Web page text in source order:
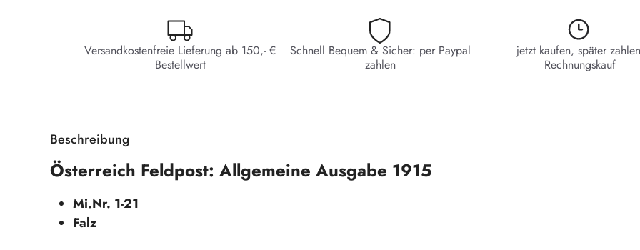
Versandkostenfreie Lieferung ab 150,- €
Bestellwert
Schnell Bequem & Sicher: per Paypal
zahlen
jetzt kaufen, später
Rechnungskauf
Beschreibung
Österreich Feldpost: Allgemeine Ausgabe 1915
Mi.Nr. 1-21
Falz